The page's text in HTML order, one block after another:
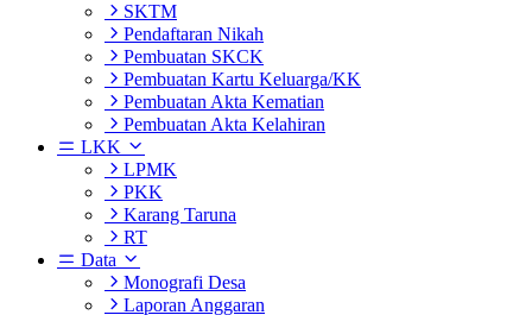
SKTM
Pendaftaran Nikah
Pembuatan SKCK
Pembuatan Kartu Keluarga/KK
Pembuatan Akta Kematian
Pembuatan Akta Kelahiran
LKK
LPMK
PKK
Karang Taruna
RT
Data
Monografi Desa
Laporan Anggaran